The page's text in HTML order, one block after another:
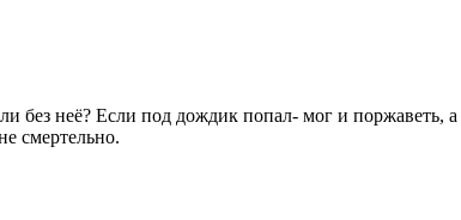
неё? Если под дождик попал- мог и поржаветь,
смертельно.